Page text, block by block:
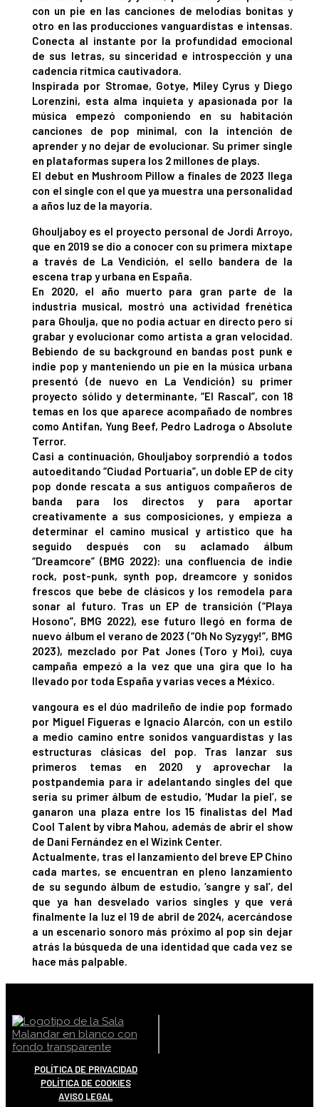
con un pie en las canciones de melodías bonitas y
otro en las producciones vanguardistas e intensas.
Conecta al instante por la profundidad emocional
de sus letras, su sinceridad e introspección y una
cadencia rítmica cautivadora.
Inspirada por Stromae, Gotye, Miley Cyrus y Diego
Lorenzini, esta alma inquieta y apasionada por la
música empezó componiendo en su habitación
canciones de pop minimal, con la intención de
aprender y no dejar de evolucionar. Su primer single
en plataformas supera los 2 millones de plays.
El debut en Mushroom Pillow a finales de 2023 llega
con el single con el que ya muestra una personalidad
a años luz de la mayoría.
Ghouljaboy es el proyecto personal de Jordi Arroyo,
que en 2019 se dio a conocer con su primera mixtape
a través de La Vendición, el sello bandera de la
escena trap y urbana en España.
En 2020, el año muerto para gran parte de la
industria musical, mostró una actividad frenética
para Ghoulja, que no podía actuar en directo pero sí
grabar y evolucionar como artista a gran velocidad.
Bebiendo de su background en bandas post punk e
indie pop y manteniendo un pie en la música urbana
presentó (de nuevo en La Vendición) su primer
proyecto sólido y determinante, “El Rascal”, con 18
temas en los que aparece acompañado de nombres
como Antifan, Yung Beef, Pedro Ladroga o Absolute
Terror.
Casi a continuación, Ghouljaboy sorprendió a todos
autoeditando “Ciudad Portuaria”, un doble EP de city
pop donde rescata a sus antiguos compañeros de
banda para los directos y para aportar
creativamente a sus composiciones, y empieza a
determinar el camino musical y artístico que ha
seguido después con su aclamado álbum
“Dreamcore” (BMG 2022): una confluencia de indie
rock, post-punk, synth pop, dreamcore y sonidos
frescos que bebe de clásicos y los remodela para
sonar al futuro. Tras un EP de transición (“Playa
Hosono”, BMG 2022), ese futuro llegó en forma de
nuevo álbum el verano de 2023 (“Oh No Syzygy!”, BMG
2023), mezclado por Pat Jones (Toro y Moi), cuya
campaña empezó a la vez que una gira que lo ha
llevado por toda España y varias veces a México.
vangoura es el dúo madrileño de indie pop formado
por Miguel Figueras e Ignacio Alarcón, con un estilo
a medio camino entre sonidos vanguardistas y las
estructuras clásicas del pop. Tras lanzar sus
primeros temas en 2020 y aprovechar la
postpandemia para ir adelantando singles del que
sería su primer álbum de estudio, ‘Mudar la piel’, se
ganaron una plaza entre los 15 finalistas del Mad
Cool Talent by vibra Mahou, además de abrir el show
de Dani Fernández en el Wizink Center.
Actualmente, tras el lanzamiento del breve EP Chino
cada martes, se encuentran en pleno lanzamiento
de su segundo álbum de estudio, ‘sangre y sal’, del
que ya han desvelado varios singles y que verá
finalmente la luz el 19 de abril de 2024, acercándose
a un escenario sonoro más próximo al pop sin dejar
atrás la búsqueda de una identidad que cada vez se
hace más palpable.
POLÍTICA DE PRIVACIDAD
POLÍTICA DE COOKIES
AVISO LEGAL